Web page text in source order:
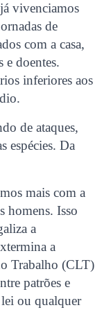
vivenciamos
de
com a casa,
e doentes.
inferiores aos
de ataques,
espécies. Da
mais com a
homens. Isso
a
a
Trabalho (CLT)
patrões e
ou qualquer